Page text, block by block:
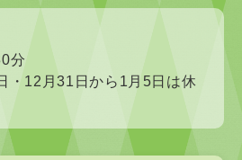
分
・12月31日から1月5日は休